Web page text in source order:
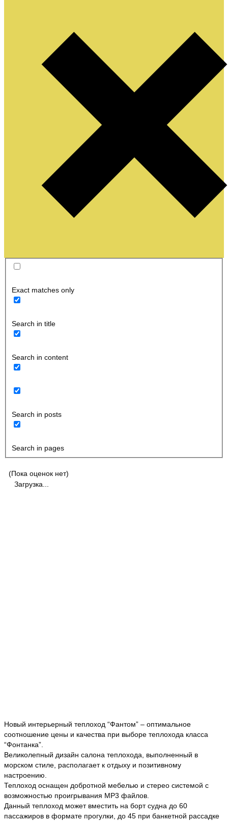
Exact matches only
Search in title
Search in content
Search in posts
Search in pages
(Пока оценок нет)
Загрузка...
Новый интерьерный теплоход “Фантом” – оптимальное
соотношение цены и качества при выборе теплохода класса
“Фонтанка”.
Великолепный дизайн салона теплохода, выполненный в
морском стиле, располагает к отдыху и позитивному
настроению.
Теплоход оснащен добротной мебелью и стерео системой с
возможностью проигрывания MP3 файлов.
Данный теплоход может вместить на борт судна до 60
пассажиров в формате прогулки, до 45 при банкетной рассадке